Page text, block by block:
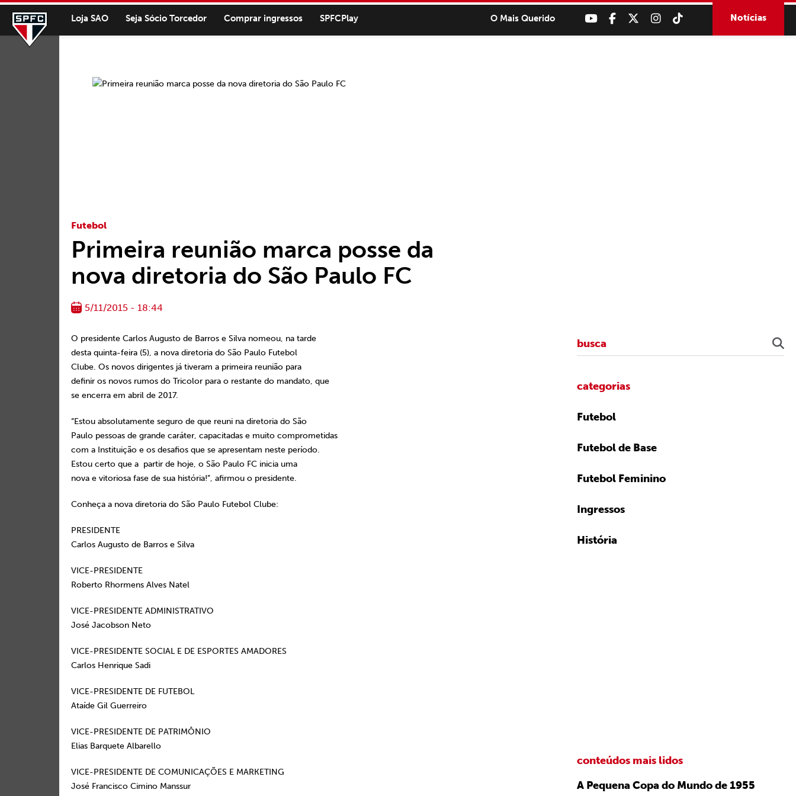
Loja SAO Seja Sócio Torcedor Comprar ingressos SPFCPlay O Mais Querido Notícias
Futebol
Primeira reunião marca posse da
nova diretoria do São Paulo FC
5/11/2015 - 18:44
O presidente Carlos Augusto de Barros e Silva nomeou, na tarde
desta quinta-feira (5), a nova diretoria do São Paulo Futebol
Clube. Os novos dirigentes já tiveram a primeira reunião para
definir os novos rumos do Tricolor para o restante do mandato, que
se encerra em abril de 2017.
“Estou absolutamente seguro de que reuni na diretoria do São
Paulo pessoas de grande caráter, capacitadas e muito comprometidas
com a Instituição e os desafios que se apresentam neste período.
Estou certo que a partir de hoje, o São Paulo FC inicia uma
nova e vitoriosa fase de sua história!”, afirmou o presidente.
Conheça a nova diretoria do São Paulo Futebol Clube:
PRESIDENTE
Carlos Augusto de Barros e Silva
VICE-PRESIDENTE
Roberto Rhormens Alves Natel
VICE-PRESIDENTE ADMINISTRATIVO
José Jacobson Neto
VICE-PRESIDENTE SOCIAL E DE ESPORTES AMADORES
Carlos Henrique Sadi
VICE-PRESIDENTE DE FUTEBOL
Ataíde Gil Guerreiro
VICE-PRESIDENTE DE PATRIMÔNIO
Elias Barquete Albarello
VICE-PRESIDENTE DE COMUNICAÇÕES E MARKETING
José Francisco Cimino Manssur
categorias
Futebol
Futebol de Base
Futebol Feminino
Ingressos
História
conteúdos mais lidos
A Pequena Copa do Mundo de 1955